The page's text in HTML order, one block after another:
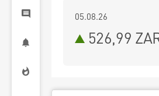
05.08.26
526,99